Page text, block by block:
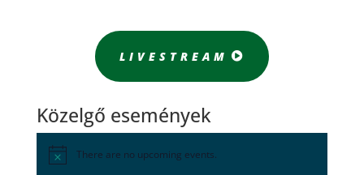
LIVESTREAM
Közelgő események
There are no upcoming events.